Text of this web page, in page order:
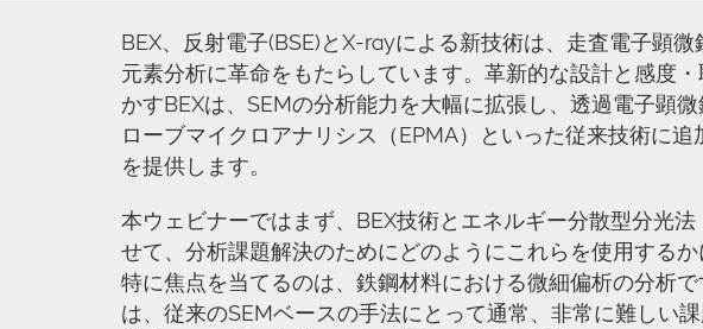
BEX、反射電子(BSE)とX-rayによる新技術は、走査電子顕微
元素分析に革命をもたらしています。革新的な設計と感度
かすBEXは、SEMの分析能力を大幅に拡張し、透過電子顕
ローブマイクロアナリシス（EPMA）といった従来技術に
を提供します。
本ウェビナーではまず、BEX技術とエネルギー分散型分光法
せて、分析課題解決のためにどのようにこれらを使用するか
特に焦点を当てるのは、鉄鋼材料における微細偏析の分析
は、従来のSEMベースの手法にとって通常、非常に難しい課